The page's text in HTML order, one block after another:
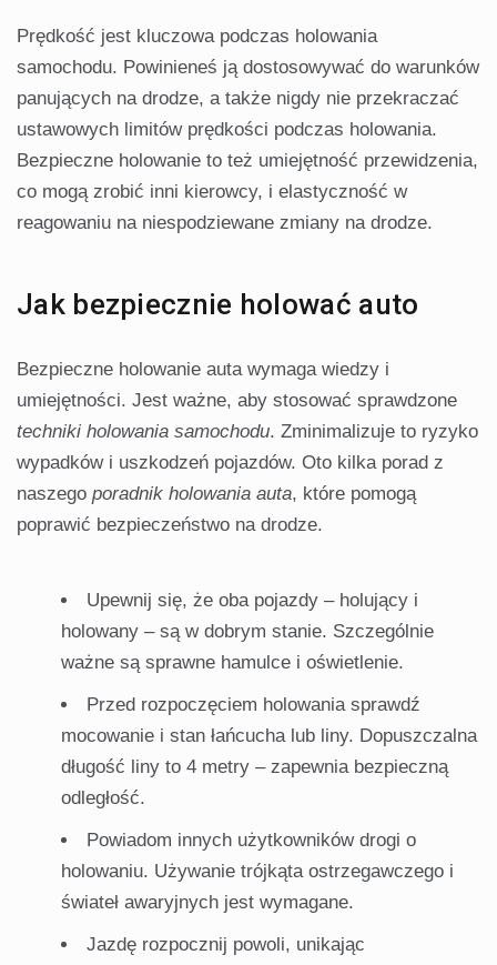
Prędkość jest kluczowa podczas holowania
samochodu. Powinieneś ją dostosowywać do warunków
panujących na drodze, a także nigdy nie przekraczać
ustawowych limitów prędkości podczas holowania.
Bezpieczne holowanie to też umiejętność przewidzenia,
co mogą zrobić inni kierowcy, i elastyczność w
reagowaniu na niespodziewane zmiany na drodze.
Jak bezpiecznie holować auto
Bezpieczne holowanie auta wymaga wiedzy i
umiejętności. Jest ważne, aby stosować sprawdzone
techniki holowania samochodu. Zminimalizuje to ryzyko
wypadków i uszkodzeń pojazdów. Oto kilka porad z
naszego poradnik holowania auta, które pomogą
poprawić bezpieczeństwo na drodze.
Upewnij się, że oba pojazdy – holujący i
holowany – są w dobrym stanie. Szczególnie
ważne są sprawne hamulce i oświetlenie.
Przed rozpoczęciem holowania sprawdź
mocowanie i stan łańcucha lub liny. Dopuszczalna
długość liny to 4 metry – zapewnia bezpieczną
odległość.
Powiadom innych użytkowników drogi o
holowaniu. Używanie trójkąta ostrzegawczego i
świateł awaryjnych jest wymagane.
Jazdę rozpocznij powoli, unikając